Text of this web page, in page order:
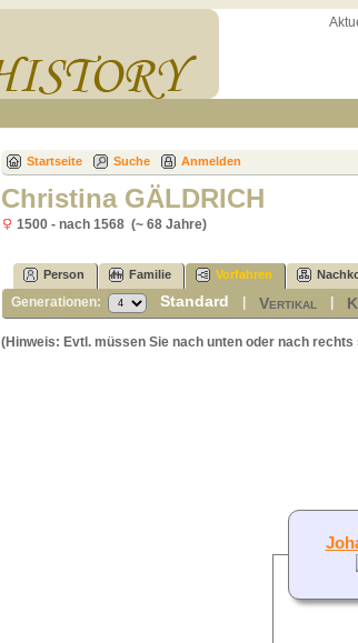
Startseite Suche Anmelden
Christina GÄLDRICH
1500 - nach 1568 (~ 68 Jahre)
Person Familie Vorfahren
Generationen: Standard |Vertikal
(Hinweis: Evtl. müssen Sie nach unten oder nach